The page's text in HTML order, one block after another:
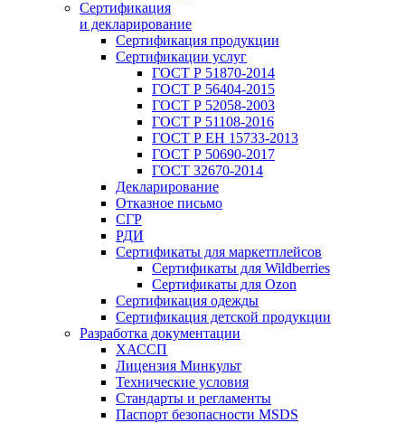
Сертификация
и декларирование
Сертификация продукции
Сертификации услуг
ГОСТ Р 51870-2014
ГОСТ Р 56404-2015
ГОСТ Р 52058-2003
ГОСТ Р 51108-2016
ГОСТ Р ЕН 15733-2013
ГОСТ Р 50690-2017
ГОСТ 32670-2014
Декларирование
Отказное письмо
СГР
РДИ
Сертификаты для маркетплейсов
Сертификаты для Wildberries
Сертификаты для Ozon
Сертификация одежды
Сертификация детской продукции
Разработка документации
ХАССП
Лицензия Минкульт
Технические условия
Стандарты и регламенты
Паспорт безопасности MSDS